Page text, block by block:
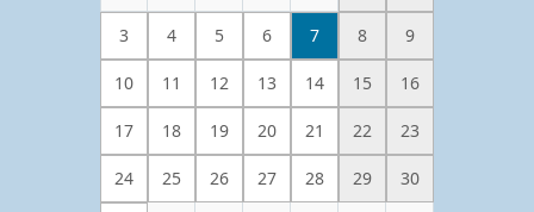
3 4 5 6 7 8 9
10 11 12 13 14 15 16
17 18 19 20 21 22 23
24 25 26 27 28 29 30